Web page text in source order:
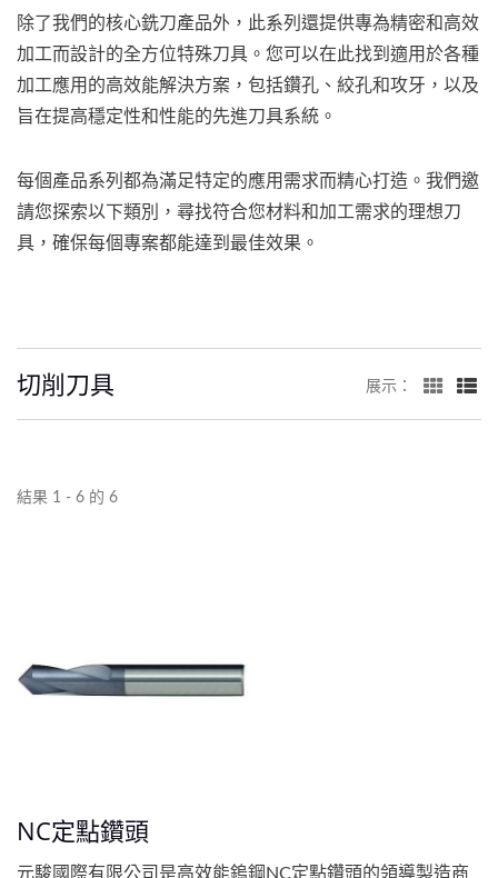
除了我們的核心銑刀產品外，此系列還提供專為精密和高效
加工而設計的全方位特殊刀具。您可以在此找到適用於各種
加工應用的高效能解決方案，包括鑽孔、絞孔和攻牙，以及
旨在提高穩定性和性能的先進刀具系統。
每個產品系列都為滿足特定的應用需求而精心打造。我們邀
請您探索以下類別，尋找符合您材料和加工需求的理想刀
具，確保每個專案都能達到最佳效果。
切削刀具 展示：
結果 1 - 6 的 6
NC定點鑽頭
元駿國際有限公司是高效能鎢鋼NC定點鑽頭的領導製造商